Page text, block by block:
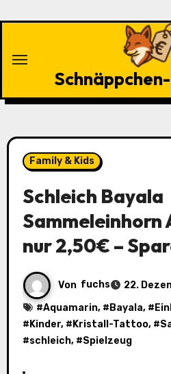
Family & Kids
Schleich Bayala
Sammeleinhorn
nur 2,50€ –
Von fuchs
22.
#Aquamarin, # Bayala, #
# Kinder, # Kristall-Tattoo, #
#schleich, #Spielzeug